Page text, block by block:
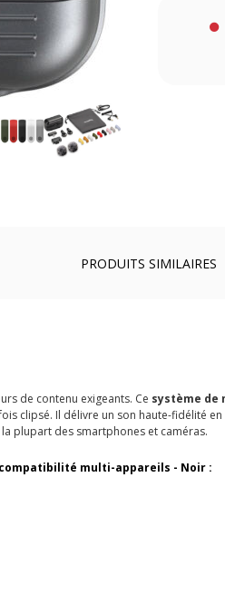
PRODUITS SIMILAIRES
de contenu exigeants. Ce système de
clipsé. Il délivre un son haute-fidélité en
plupart des smartphones et caméras.
compatibilité multi-appareils - Noir :